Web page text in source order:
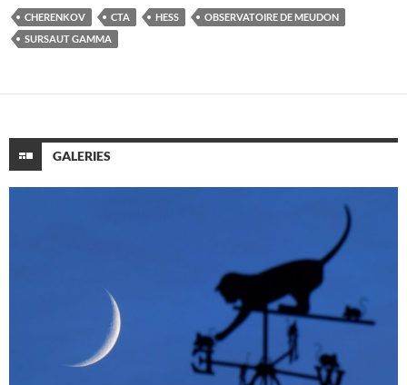
CHERENKOV CTA HESS
OBSERVATOIRE DE MEUDON
SURSAUT GAMMA
GALERIES